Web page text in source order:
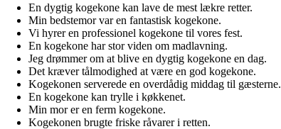
En dygtig kogekone kan lave de mest lækre retter.
Min bedstemor var en fantastisk kogekone.
Vi hyrer en professionel kogekone til vores fest.
En kogekone har stor viden om madlavning.
Jeg drømmer om at blive en dygtig kogekone en dag.
Det kræver tålmodighed at være en god kogekone.
Kogekonen serverede en overdådig middag til gæsterne.
En kogekone kan trylle i køkkenet.
Min mor er en ferm kogekone.
Kogekonen brugte friske råvarer i retten.